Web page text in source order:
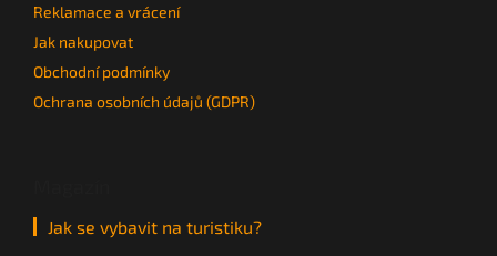
Reklamace a vrácení
Jak nakupovat
Obchodní podmínky
Ochrana osobních údajů (GDPR)
Jak se vybavit na turistiku?